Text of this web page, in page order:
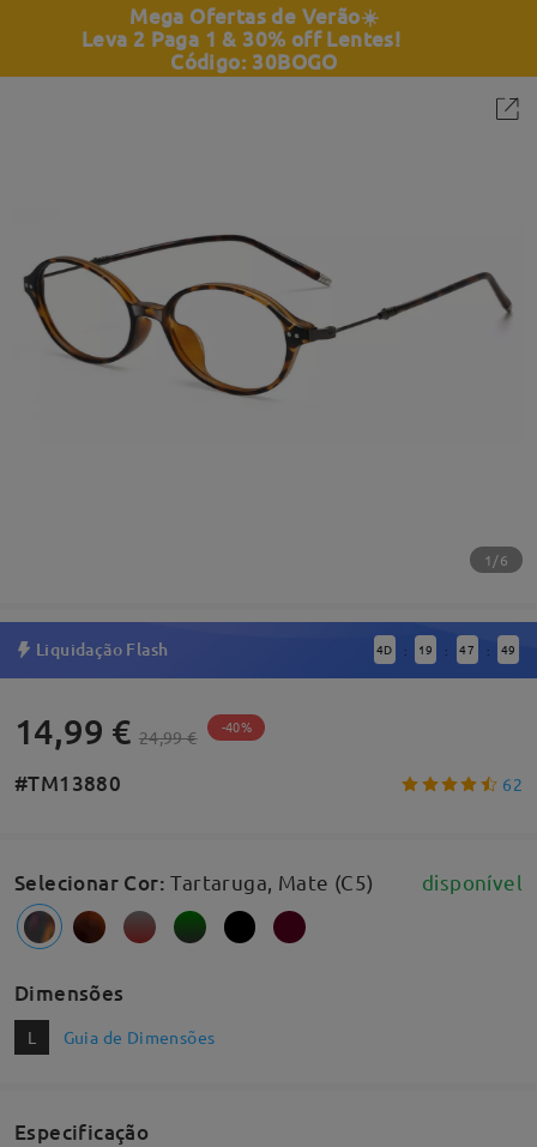
Mega Ofertas de Verão☀️
Leva 2 Paga 1 & 30% off Lentes!
Código: 30BOGO
1/6
Liquidação Flash 4D : 19 : 47 : 49
14,99 € 24,99 € -40%
#TM13880 62
Selecionar Cor:Tartaruga, Mate (C5) disponível
Dimensões
L Guia de Dimensões
Especificação